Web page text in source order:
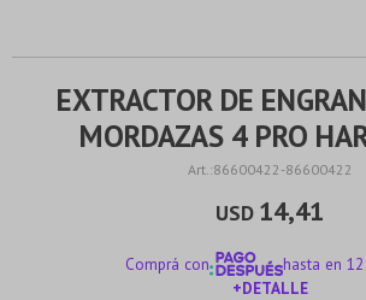
EXTRACTOR DE
MORDAZAS 4 PRO
86600422-86600422
USD 14,41
Comprá con
hasta en
+DETALLE